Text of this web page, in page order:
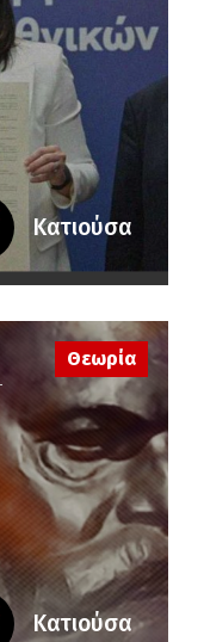
Κατιούσα
Θεωρία
Κατιούσα